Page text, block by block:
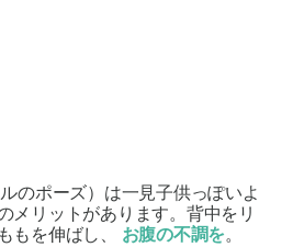
ルのポーズ）は一見子供っぽいよ
メリットがあります。背中をリ
もを伸ばし、 お腹の不調を。